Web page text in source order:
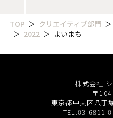
TOP クリエイティブ部門
2022
よいまち
株式会社
〒
東京都中央区八丁
TEL.03-6811-